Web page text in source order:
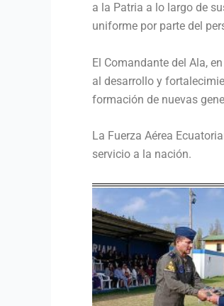
a la Patria a lo largo de
uniforme por parte del
El Comandante del Ala,
al desarrollo y
formación de nuevas
La Fuerza Aérea
servicio a la nación.